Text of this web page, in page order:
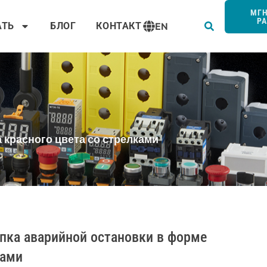
БЛОГ КОНТАКТ EN
цвета со стрелками
аварийной остановки в форме